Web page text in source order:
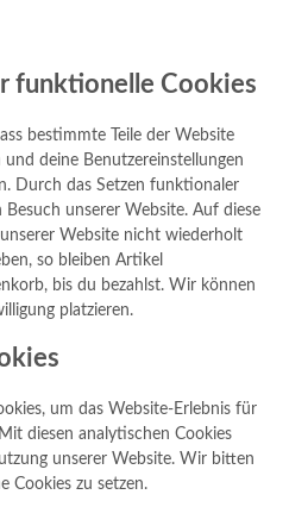
funktionelle Cookies
bestimmte Teile der Website
deine Benutzereinstellungen
Durch das Setzen funktionaler
unserer Website. Auf diese
Website nicht wiederholt
so bleiben Artikel
bis du bezahlst. Wir können
platzieren.
um das Website-Erlebnis für
diesen analytischen Cookies
unserer Website. Wir bitten
Cookies zu setzen.